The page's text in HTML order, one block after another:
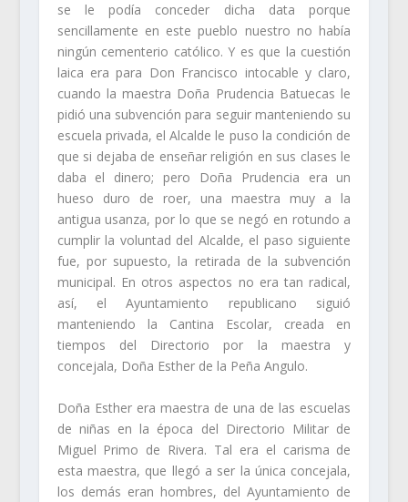
se le podía conceder dicha data porque
sencillamente en este pueblo nuestro no había
ningún cementerio católico. Y es que la cuestión
laica era para Don Francisco intocable y claro,
cuando la maestra Doña Prudencia Batuecas le
pidió una subvención para seguir manteniendo su
escuela privada, el Alcalde le puso la condición de
que si dejaba de enseñar religión en sus clases le
daba el dinero; pero Doña Prudencia era un
hueso duro de roer, una maestra muy a la
antigua usanza, por lo que se negó en rotundo a
cumplir la voluntad del Alcalde, el paso siguiente
fue, por supuesto, la retirada de la subvención
municipal. En otros aspectos no era tan radical,
así, el Ayuntamiento republicano siguió
manteniendo la Cantina Escolar, creada en
tiempos del Directorio por la maestra y
concejala, Doña Esther de la Peña Angulo.
Doña Esther era maestra de una de las escuelas
de niñas en la época del Directorio Militar de
Miguel Primo de Rivera. Tal era el carisma de
esta maestra, que llegó a ser la única concejala,
los demás eran hombres, del Ayuntamiento de